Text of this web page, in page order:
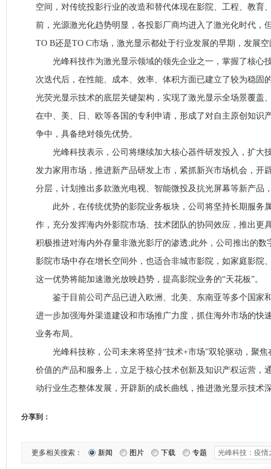
空间，对传统投影行业的改造和替代体现在影院、工程、教育
前，光源激光化趋势明显，各投影厂商均进入了激光化时代，
TO B还是TO C市场，激光显示都处于行业发展的早期，发展
光峰科技作为激光显示领域的领先企业之一，掌握了核心
次迭代后，在性能、成本、效率、体积方面已建立了较为稳固
光荧光显示技术的底层关键架构，实现了激光显示全场景覆盖
在中、美、日、欧等各国的专利申请，形成了对自主原创知识
争中，具备绝对领先优势。
光峰科技表示，公司将继续加大核心器件研发投入，扩大
发力家用市场，推进新产品研发上市，紧抓新兴市场机会，开
分层，计划推出多款激光电视、智能微投及抗光屏幕等新产品
此外，在传统优势的影院业务板块，公司将坚持长期服务
作，充分发挥海内外影院市场、技术团队的协同效应，推出更
积极推进对海内外存量非激光影厅的渗透;此外，公司推出的数
影院市场中存在增长空间外，也适合非城市影院，如家庭影院
这一优势将能加速激光放映趋势，提高影院业务的“天花板”。
鉴于目前公司产品已进入欧洲、北美、东南亚等多个国家
进一步加强海外渠道建设和市场推广力度，抓住海外市场的快
业务布局。
光峰科技称，公司未来将坚持“技术+市场”双轮驱动，聚焦
价值的产品和服务上，立足于核心技术创新及知识产权运营，
动行业生态整体发展，开辟新的成长曲线，推进激光显示技术
分享到：
更多相关搜索： 新闻 图片 下载 专题